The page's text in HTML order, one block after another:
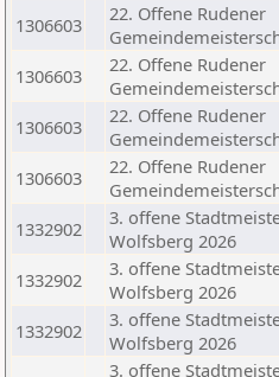
1306603
22. Offene Rudener
1306603
22. Offene Rudener
1306603
22. Offene Rudener
1306603
22. Offene Rudener
1332902
3. offene
Wolfsberg 2026
1332902
3. offene
Wolfsberg 2026
1332902
3. offene
Wolfsberg 2026
3. offene